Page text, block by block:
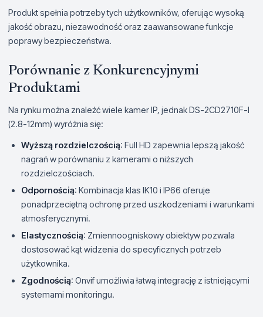
Produkt spełnia potrzeby tych użytkowników, oferując wysoką
jakość obrazu, niezawodność oraz zaawansowane funkcje
poprawy bezpieczeństwa.
Porównanie z Konkurencyjnymi
Produktami
Na rynku można znaleźć wiele kamer IP, jednak DS-2CD2710F-I
(2.8-12mm) wyróżnia się:
Wyższą rozdzielczością: Full HD zapewnia lepszą jakość
nagrań w porównaniu z kamerami o niższych
rozdzielczościach.
Odpornością: Kombinacja klas IK10 i IP66 oferuje
ponadprzeciętną ochronę przed uszkodzeniami i warunkami
atmosferycznymi.
Elastycznością: Zmiennoogniskowy obiektyw pozwala
dostosować kąt widzenia do specyficznych potrzeb
użytkownika.
Zgodnością: Onvif umożliwia łatwą integrację z istniejącymi
systemami monitoringu.